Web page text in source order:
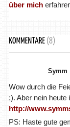
über mich
KOMMENTARE (8)
Symm
Wow durch die
;). Aber nein
http://
PS: Haste gute